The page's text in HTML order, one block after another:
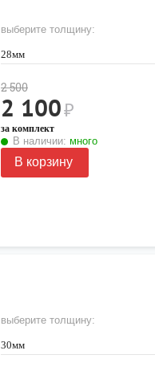
выберите толщину:
28мм
2 500
2 100₽
за комплект
В наличии: много
В корзину
выберите толщину:
30мм